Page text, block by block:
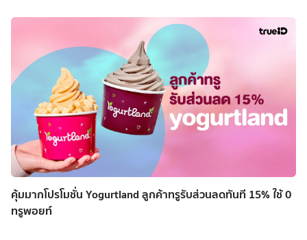
คุ้มมากโปรโมชั่น Yogurtland ลูกค้าทรูรับส่วนลดทันที 15% ใช้ 0
ทรูพอยท์